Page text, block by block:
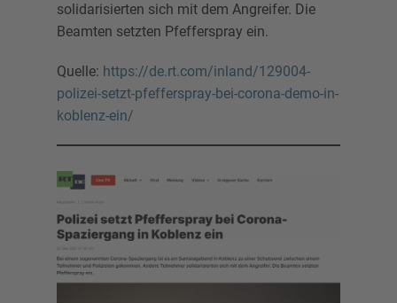
solidarisierten sich mit dem Angreifer. Die
Beamten setzten Pfefferspray ein.
Quelle: https://de.rt.com/inland/129004-
polizei-setzt-pfefferspray-bei-corona-demo-in-
koblenz-ein/